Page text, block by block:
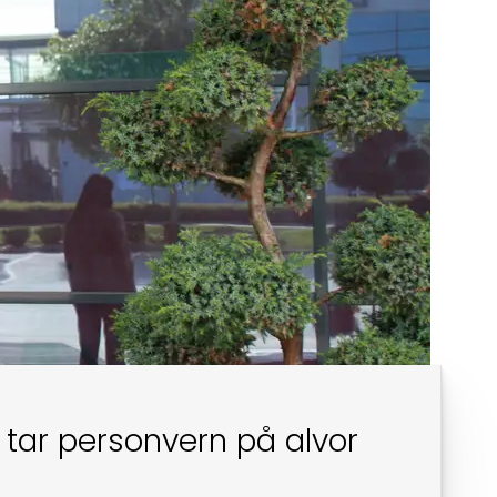
tar personvern på alvor